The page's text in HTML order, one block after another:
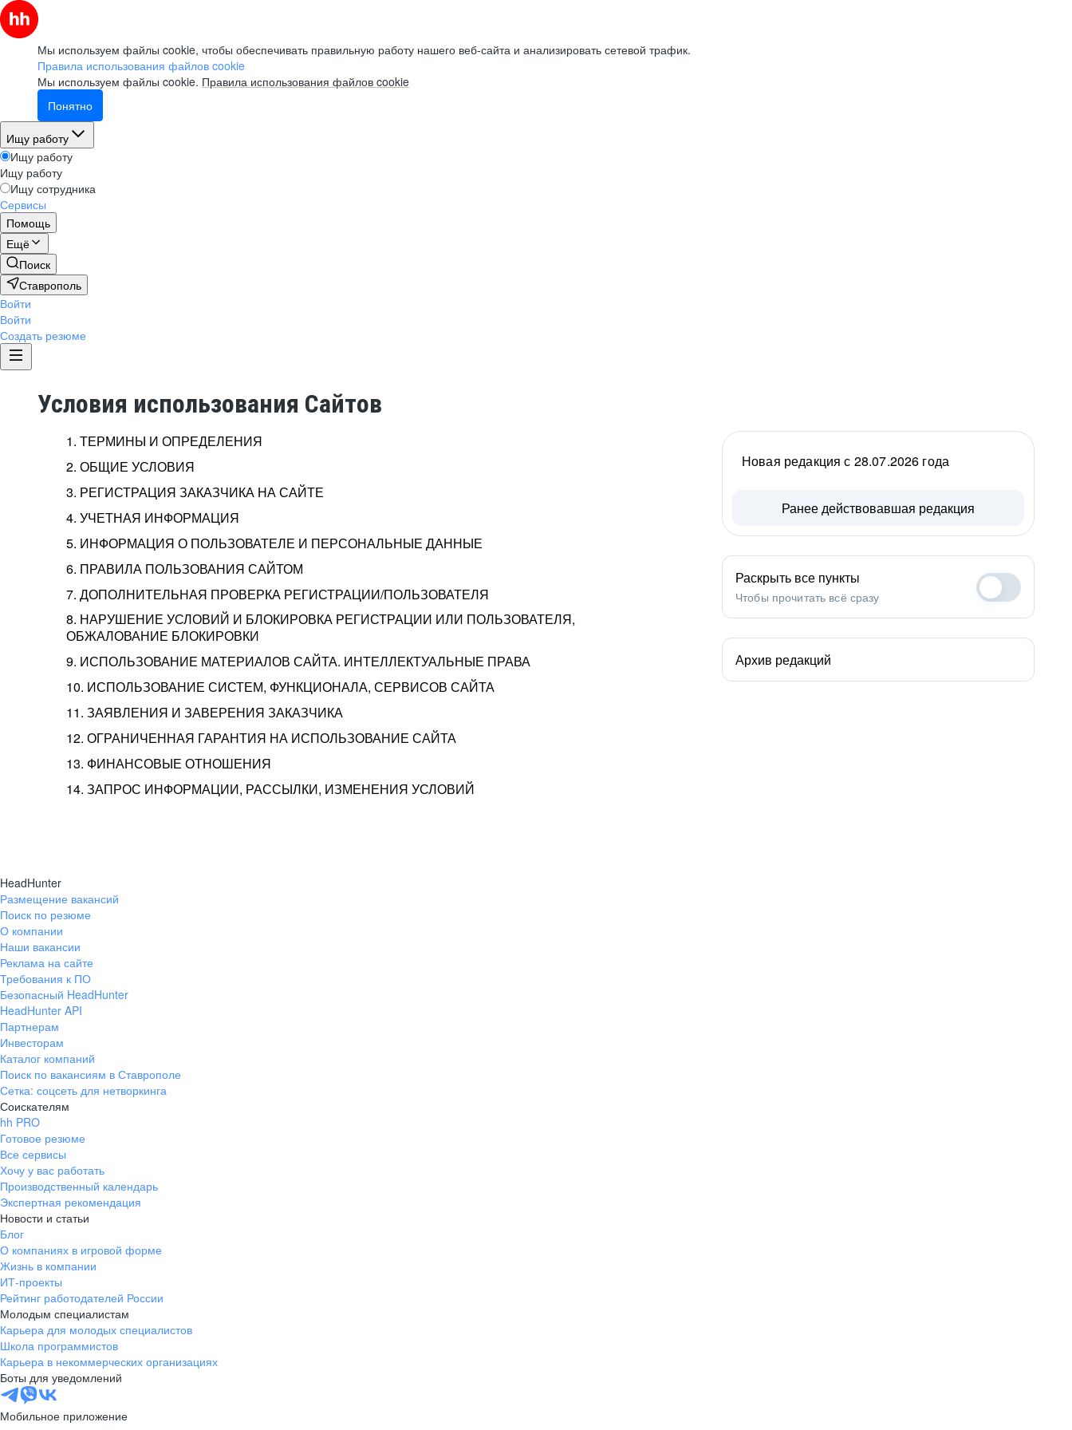
Мы используем файлы cookie, чтобы обеспечивать правильную работу нашего веб-сайта и анализировать сетевой трафик.
Правила использования файлов cookie
Мы используем файлы cookie. Правила использования файлов cookie
Понятно
Ищу работу
Ищу работу
Ищу работу
Ищу сотрудника
Сервисы
Помощь
Ещё
Поиск
Ставрополь
Войти
Войти
Создать резюме
Условия использования Сайтов
1. ТЕРМИНЫ И ОПРЕДЕЛЕНИЯ
2. ОБЩИЕ УСЛОВИЯ
3. РЕГИСТРАЦИЯ ЗАКАЗЧИКА НА САЙТЕ
4. УЧЕТНАЯ ИНФОРМАЦИЯ
5. ИНФОРМАЦИЯ О ПОЛЬЗОВАТЕЛЕ И ПЕРСОНАЛЬНЫЕ ДАННЫЕ
6. ПРАВИЛА ПОЛЬЗОВАНИЯ САЙТОМ
7. ДОПОЛНИТЕЛЬНАЯ ПРОВЕРКА РЕГИСТРАЦИИ/ПОЛЬЗОВАТЕЛЯ
8. НАРУШЕНИЕ УСЛОВИЙ И БЛОКИРОВКА РЕГИСТРАЦИИ ИЛИ ПОЛЬЗОВАТЕЛЯ,
ОБЖАЛОВАНИЕ БЛОКИРОВКИ
9. ИСПОЛЬЗОВАНИЕ МАТЕРИАЛОВ САЙТА. ИНТЕЛЛЕКТУАЛЬНЫЕ ПРАВА
10. ИСПОЛЬЗОВАНИЕ СИСТЕМ, ФУНКЦИОНАЛА, СЕРВИСОВ САЙТА
11. ЗАЯВЛЕНИЯ И ЗАВЕРЕНИЯ ЗАКАЗЧИКА
12. ОГРАНИЧЕННАЯ ГАРАНТИЯ НА ИСПОЛЬЗОВАНИЕ САЙТА
13. ФИНАНСОВЫЕ ОТНОШЕНИЯ
14. ЗАПРОС ИНФОРМАЦИИ, РАССЫЛКИ, ИЗМЕНЕНИЯ УСЛОВИЙ
Новая редакция с 28.07.2026 года
Ранее действовавшая редакция
Раскрыть все пункты
Чтобы прочитать всё сразу
Архив редакций
HeadHunter
Размещение вакансий
Поиск по резюме
О компании
Наши вакансии
Реклама на сайте
Требования к ПО
Безопасный HeadHunter
HeadHunter API
Партнерам
Инвесторам
Каталог компаний
Поиск по вакансиям в Ставрополе
Сетка: соцсеть для нетворкинга
Соискателям
hh PRO
Готовое резюме
Все сервисы
Хочу у вас работать
Производственный календарь
Экспертная рекомендация
Новости и статьи
Блог
О компаниях в игровой форме
Жизнь в компании
ИТ-проекты
Рейтинг работодателей России
Молодым специалистам
Карьера для молодых специалистов
Школа программистов
Карьера в некоммерческих организациях
Боты для уведомлений
Мобильное приложение